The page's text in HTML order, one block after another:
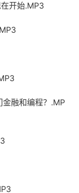
开始.MP3
融和编程？.MP